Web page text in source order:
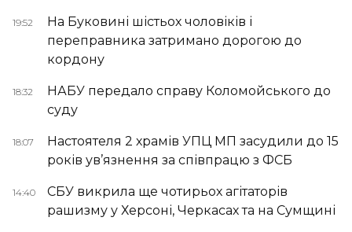
19:52
На Буковині шістьох чоловіків і
переправника затримано дорогою до
кордону
18:32
НАБУ передало справу Коломойського до
суду
18:07
Настоятеля 2 храмів УПЦ МП засудили до 15
років ув’язнення за співпрацю з ФСБ
14:40
СБУ викрила ще чотирьох агітаторів
рашизму у Херсоні, Черкасах та на Сумщині